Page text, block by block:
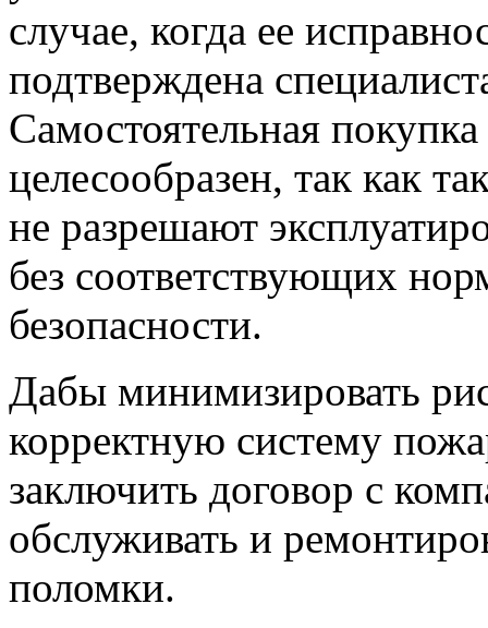
случае, когда ее
подтверждена
Самостоятельная
целесообразен, так как
не разрешают
без соответствующих
безопасности.
Дабы минимизировать
корректную систему
заключить договор с
обслуживать и
поломки.